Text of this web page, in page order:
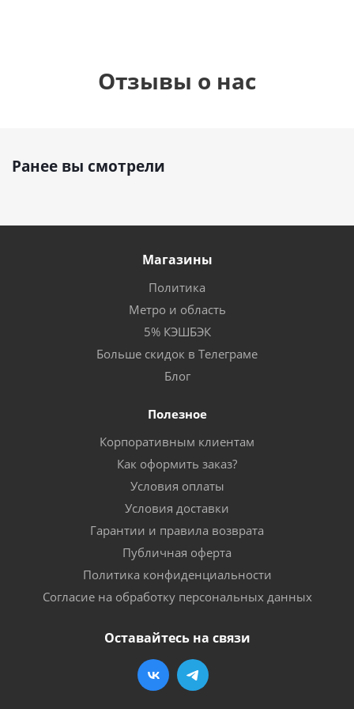
Отзывы о нас
Ранее вы смотрели
Магазины
Политика
Метро и область
5% КЭШБЭК
Больше скидок в Телеграме
Блог
Полезное
Корпоративным клиентам
Как оформить заказ?
Условия оплаты
Условия доставки
Гарантии и правила возврата
Публичная оферта
Политика конфиденциальности
Согласие на обработку персональных данных
Оставайтесь на связи